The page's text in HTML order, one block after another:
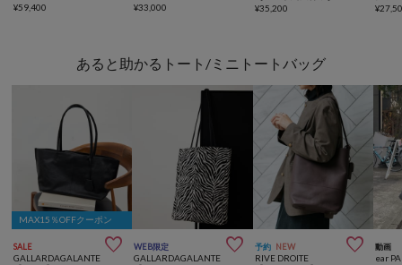
¥59,400
¥33,000
¥35,200 ¥
あると助かるトート/ミニトートバッグ
MAX15％OFFクーポン
SALE 
GALLARDAGALANTE
WEB限定 
GALLARDAGALANTE
予約 NEW 
RIVE DROITE
動画
ear